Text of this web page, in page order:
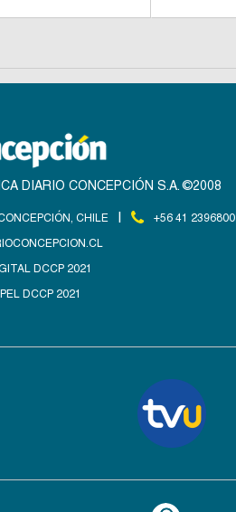
DIARIO CONCEPCIÓN S.A. ©2008
CHILE
+56 41 2396800
DCCP 2021
DCCP 2021